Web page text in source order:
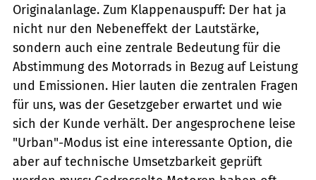
Originalanlage. Zum Klappenauspuff: Der hat ja
nicht nur den Nebeneffekt der Lautstärke,
sondern auch eine zentrale Bedeutung für die
Abstimmung des Motorrads in Bezug auf Leistung
und Emissionen. Hier lauten die zentralen Fragen
für uns, was der Gesetzgeber erwartet und wie
sich der Kunde verhält. Der angesprochene leise
"Urban"-Modus ist eine interessante Option, die
aber auf technische Umsetzbarkeit geprüft